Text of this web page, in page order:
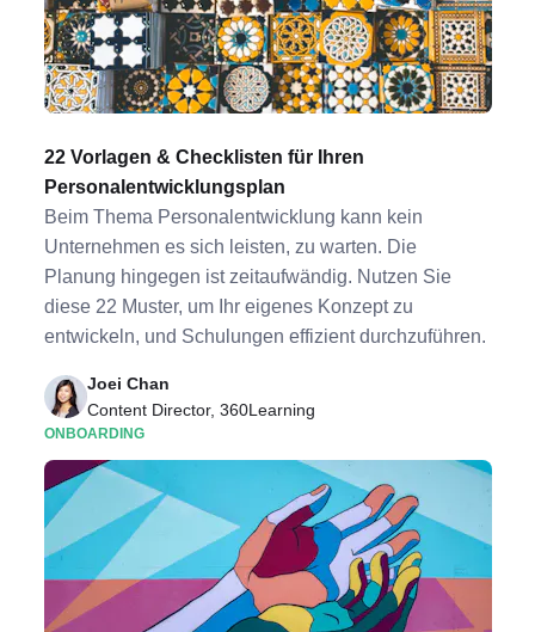
22 Vorlagen & Checklisten für Ihren
Personalentwicklungsplan
Beim Thema Personalentwicklung kann kein
Unternehmen es sich leisten, zu warten. Die
Planung hingegen ist zeitaufwändig. Nutzen Sie
diese 22 Muster, um Ihr eigenes Konzept zu
entwickeln, und Schulungen effizient durchzuführen.
Joei Chan
Content Director, 360Learning
ONBOARDING